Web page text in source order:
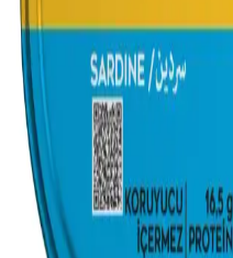
Migros'ta taze ve konserve
Fiyat avantajlarını ve alışveriş
2025'te Migros'ta
Sağlıklı Sofralar
2025'te Migros'ta taze sardalya
Hemen avantajları öğrenin
Sardalya Kilosu ve
Balık Seçenekleri